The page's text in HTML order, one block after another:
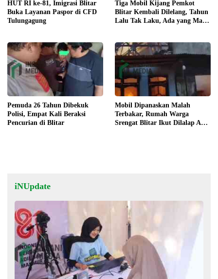
HUT RI ke-81, Imigrasi Blitar
Buka Layanan Paspor di CFD
Tulungagung
Tiga Mobil Kijang Pemkot
Blitar Kembali Dilelang, Tahun
Lalu Tak Laku, Ada yang Mau
Pemuda 26 Tahun Dibekuk
Polisi, Empat Kali Beraksi
Pencurian di Blitar
Mobil Dipanaskan Malah
Terbakar, Rumah Warga
Srengat Blitar Ikut Dilalap Api,
iNUpdate